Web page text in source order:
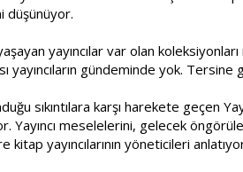
düşünüyor.
yayıncılar var olan
yayıncıların gündeminde yok.
sıkıntılara karşı harekete
meselelerini, gelecek
yayıncılarının yöneticileri